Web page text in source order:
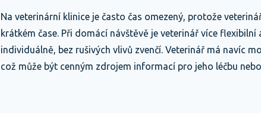
Na veterinární klinice je často čas omezený, protože
krátkém čase. Při domácí návštěvě je veterinář více
individuálně, bez rušivých vlivů zvenčí. Veterinář má navíc
což může být cenným zdrojem informací pro jeho léčbu